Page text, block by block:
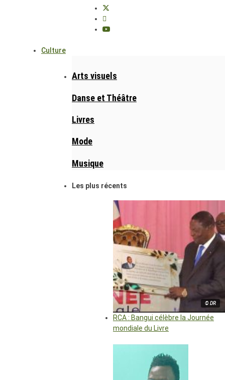
Culture
Arts visuels
Danse et Théâtre
Livres
Mode
Musique
Les plus récents
© DR
RCA : Bangui célèbre la Journée
mondiale du Livre